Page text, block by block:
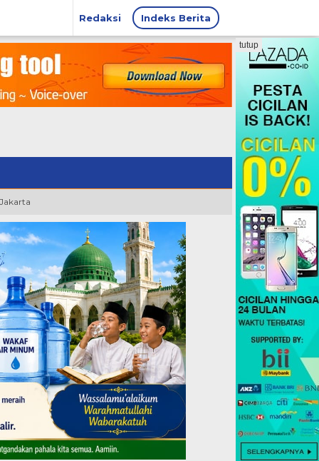
Redaksi Indeks Berita
tutup